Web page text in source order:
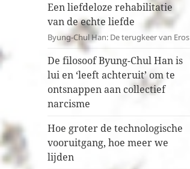
Een liefdeloze rehabilitatie
van de echte liefde
Byung-Chul Han: De terugkeer van Eros
De filosoof Byung-Chul Han is
lui en ‘leeft achteruit’ om te
ontsnappen aan collectief
narcisme
Hoe groter de technologische
vooruitgang, hoe meer we
lijden